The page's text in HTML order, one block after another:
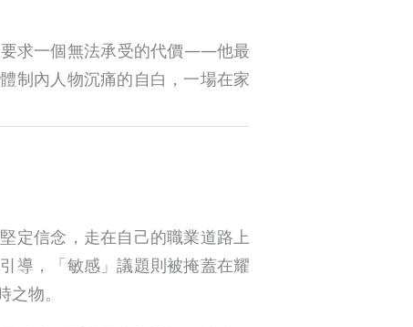
要求一個無法承受的代價——他最
制內人物沉痛的自白，一場在家
定信念，走在自己的職業道路上
導，「敏感」議題則被掩蓋在耀
物。